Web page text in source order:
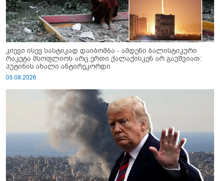
კიევი ისევ სასტიკად დაიბომბა - ამდენი ბალისტიკური
რაკეტა მსოფლიოს არც ერთი ქალაქისკენ არ გაუშვიათ:
პუტინის ახალი ანტირეკორდი
05.08.2026